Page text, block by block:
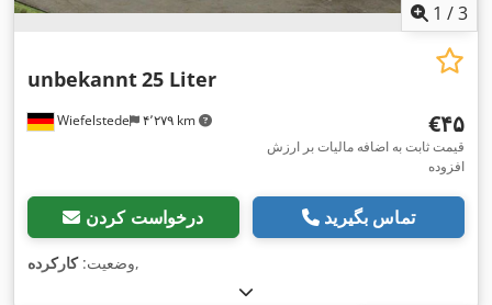
1 /3
Wiefelstede ۴٬۲۷۹ km
unbekannt25 Liter
‎€۴۵
قیمت ثابت به اضافه مالیات بر ارزش
افزوده
درخواست کردن تماس بگیرید
وضعیت:کارکرده ,